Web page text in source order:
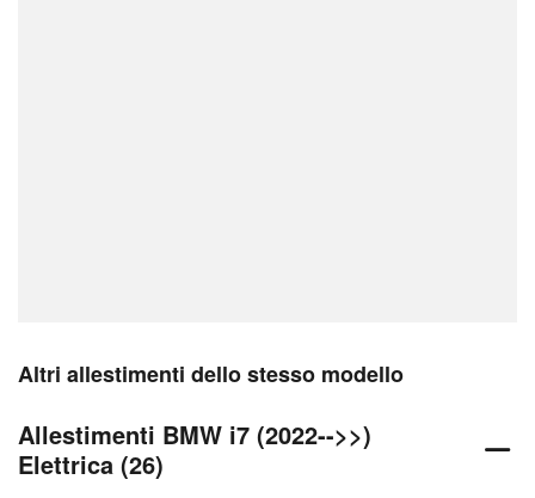
Altri allestimenti dello stesso modello
Allestimenti BMW i7 (2022-->>)
Elettrica (26)